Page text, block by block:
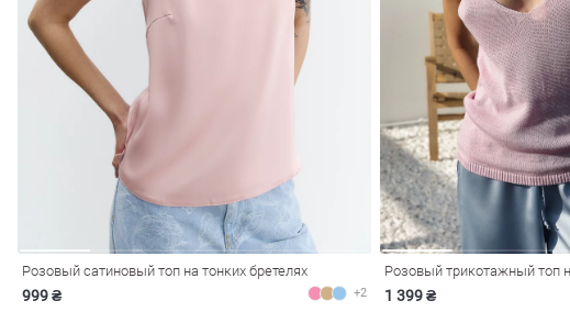
Розовый сатиновый топ на тонких бретелях
999 ₴ +2
Розовый трикотажный топ
1 399 ₴